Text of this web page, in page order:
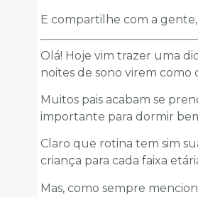
E compartilhe com a
Olá! Hoje vim trazer uma
noites de sono virem como
Muitos pais acabam se
importante para dormir
Claro que rotina tem sim
criança para cada faixa
Mas, como sempre